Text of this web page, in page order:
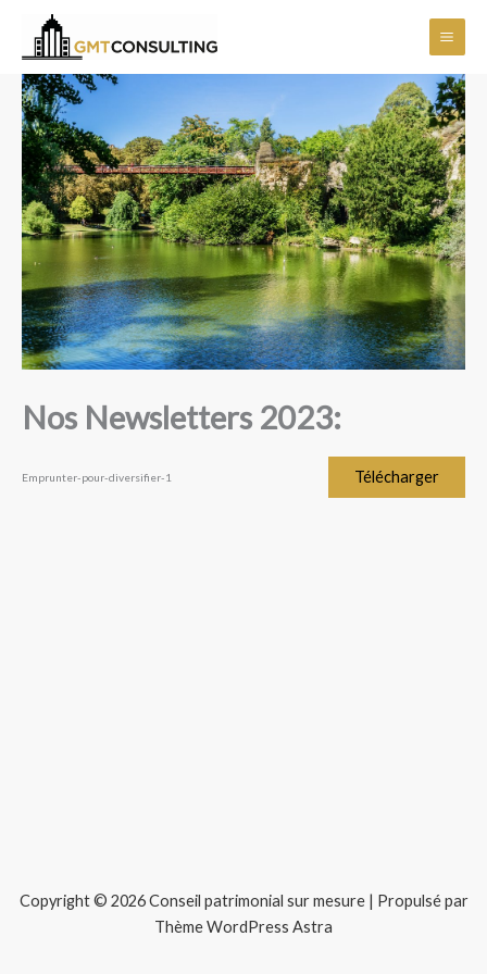
contenu
Main
Nos Newsletters 2023:
Emprunter-pour-diversifier-1 Télécharger
Copyright © 2026 Conseil patrimonial sur mesure | Propulsé par
Thème WordPress Astra